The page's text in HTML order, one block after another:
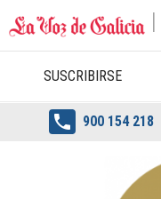
SUSCRIBIRSE
 900 154 218